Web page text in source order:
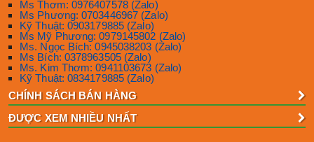
Ms Thơm: 0976407578 (Zalo)
Ms Phương: 0703446967 (Zalo)
Kỹ Thuật: 0903179885 (Zalo)
Ms Mỹ Phương: 0979145802 (Zalo)
Ms. Ngọc Bích: 0945038203 (Zalo)
Ms Bích: 0378963505 (Zalo)
Ms. Kim Thơm: 0941103673 (Zalo)
Kỹ Thuật: 0834179885 (Zalo)
CHÍNH SÁCH BÁN HÀNG
ĐƯỢC XEM NHIỀU NHẤT